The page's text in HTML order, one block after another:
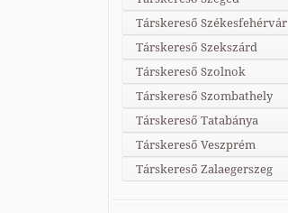
Társkereső Székesfehérvár
Társkereső Szekszárd
Társkereső Szolnok
Társkereső Szombathely
Társkereső Tatabánya
Társkereső Veszprém
Társkereső Zalaegerszeg